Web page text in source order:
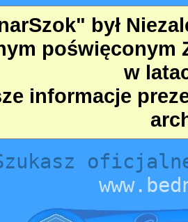
był
poświęconym
w
informacje